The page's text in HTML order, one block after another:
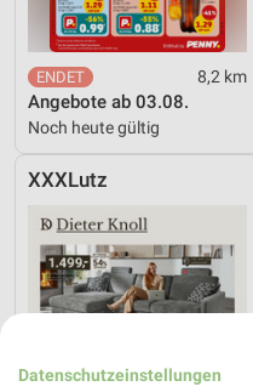
8,2 km
Angebote ab 03.08.
Noch heute gültig
XXXLutz
Datenschutzeinstellungen